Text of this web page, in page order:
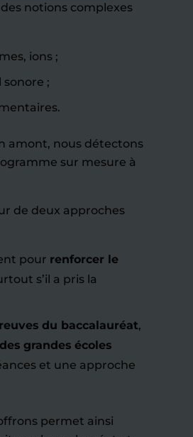
notions complexes
ions ;
;
amont, nous détectons
sur mesure à
de deux approches
pour renforcer le
s’il a pris la
du baccalauréat,
grandes écoles
et une approche
permet ainsi